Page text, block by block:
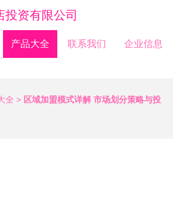
资有限公司
产品大全 联系我们 企业信息
全 > 区域加盟模式详解 市场划分策略与投